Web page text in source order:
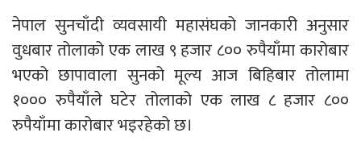
नेपाल सुनचाँदी व्यवसायी महासंघको जानकारी अनुसार
वुधबार तोलाको एक लाख ९ हजार ८०० रुपैयाँमा कारोबार
भएको छापावाला सुनको मूल्य आज बिहिबार तोलामा
१००० रुपैयाँले घटेर तोलाको एक लाख ८ हजार ८००
रुपैयाँमा कारोबार भइरहेको छ।